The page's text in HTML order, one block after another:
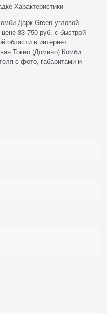
Характеристики
Дарк Green угловой
33 750 руб. с быстрой
области в интернет
Токио (Домино) Комби
с фото, габаритами и